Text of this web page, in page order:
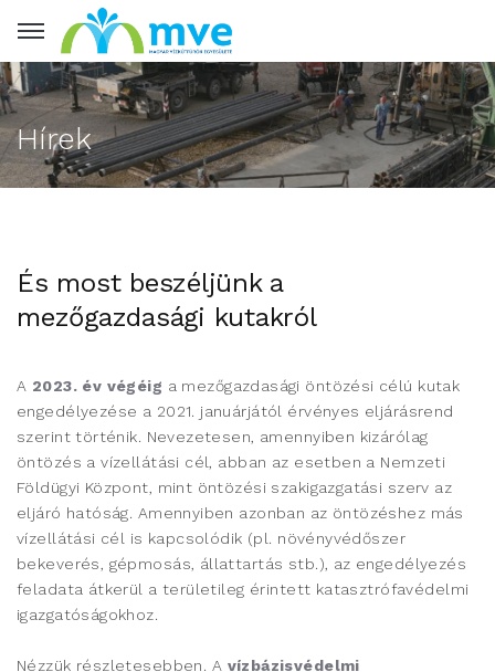
Hírek
És most beszéljünk a
mezőgazdasági kutakról
A 2023. év végéig a mezőgazdasági öntözési célú kutak
engedélyezése a 2021. januárjától érvényes eljárásrend
szerint történik. Nevezetesen, amennyiben kizárólag
öntözés a vízellátási cél, abban az esetben a Nemzeti
Földügyi Központ, mint öntözési szakigazgatási szerv az
eljáró hatóság. Amennyiben azonban az öntözéshez más
vízellátási cél is kapcsolódik (pl. növényvédőszer
bekeverés, gépmosás, állattartás stb.), az engedélyezés
feladata átkerül a területileg érintett katasztrófavédelmi
igazgatóságokhoz.
Nézzük részletesebben. A vízbázisvédelmi